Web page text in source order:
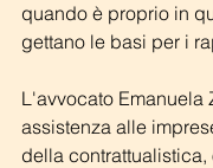
quando è proprio in
gettano le basi per i
L'avvocato Emanuela
assistenza alle
della